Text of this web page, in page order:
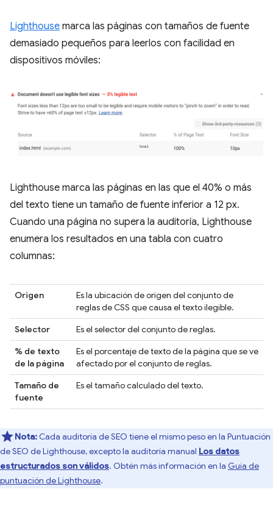
Lighthouse marca las páginas con tamaños de fuente
demasiado pequeños para leerlos con facilidad en
dispositivos móviles:
Lighthouse marca las páginas en las que el 40% o más
del texto tiene un tamaño de fuente inferior a 12 px.
Cuando una página no supera la auditoría, Lighthouse
enumera los resultados en una tabla con cuatro
columnas:
Origen
Es la ubicación de origen del conjunto de
reglas de CSS que causa el texto ilegible.
Selector
Es el selector del conjunto de reglas.
% de texto
de la página
Es el porcentaje de texto de la página que se ve
afectado por el conjunto de reglas.
Tamaño de
fuente
Es el tamaño calculado del texto.
Nota: Cada auditoría de SEO tiene el mismo peso en la Puntuación
de SEO de Lighthouse, excepto la auditoría manual Los datos
estructurados son válidos. Obtén más información en la Guía de
puntuación de Lighthouse.